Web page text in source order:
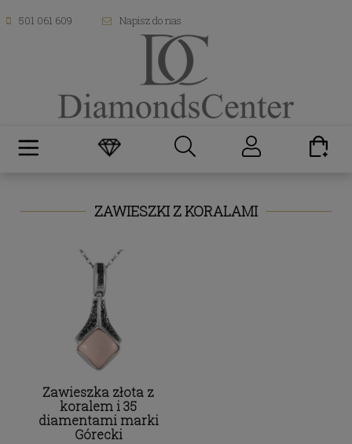
501 061 609 Napisz do nas
ZAWIESZKI Z KORALAMI
Zawieszka złota z
koralem i 35
diamentami marki
Górecki